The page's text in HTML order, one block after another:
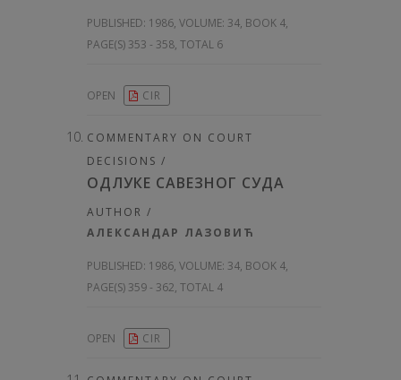
PUBLISHED: 1986, VOLUME: 34, BOOK 4,
PAGE(S) 353 - 358, TOTAL 6
OPEN CIR
COMMENTARY ON COURT
DECISIONS /
ОДЛУКЕ САВЕЗНОГ СУДА
AUTHOR /
АЛЕКСАНДАР ЛАЗОВИЋ
PUBLISHED: 1986, VOLUME: 34, BOOK 4,
PAGE(S) 359 - 362, TOTAL 4
OPEN CIR